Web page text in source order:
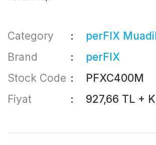
Category
perFIX
Brand
perFIX
Stock Code
PFXC400M
Fiyat
927,66 TL +